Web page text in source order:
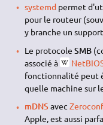
systemdpermet
pour le routeur
y branche un
Le protocole SMB
associé à
fonctionnalité peut
quelle machine sur
mDNSavec Zeroconf
Apple, est aussi